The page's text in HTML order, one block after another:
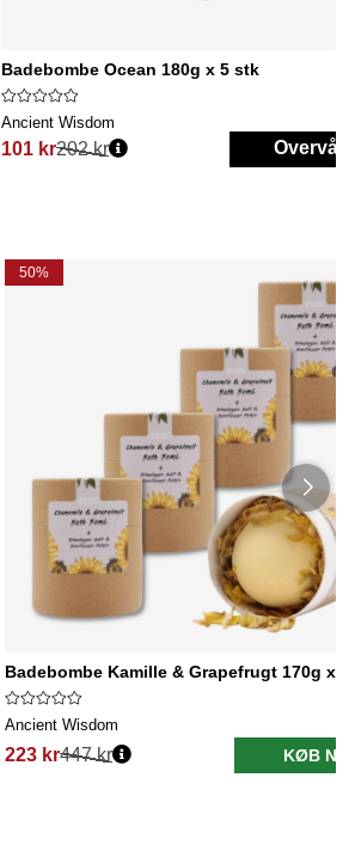
Badebombe Ocean 180g x 5 stk
Ancient Wisdom
101 kr
Normalpris:
202 kr Overvåg
50%
Badebombe Kamille & Grapefrugt 170g x 5
Ancient Wisdom
223 kr447 kr KØB NU